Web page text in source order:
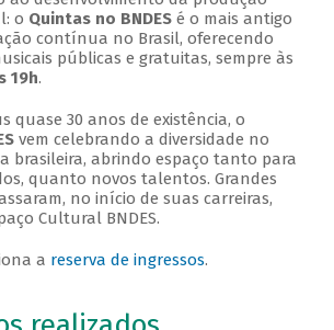
o Quintas no BNDESé o mais antigo
contínua no Brasil, oferecendo
públicas e gratuitas, sempre às
19h.
quase 30 anos de existência, o
vem celebrando a diversidade no
brasileira, abrindo espaço tanto para
quanto novos talentos. Grandes
no início de suas carreiras,
Cultural BNDES.
a reserva de ingressos.